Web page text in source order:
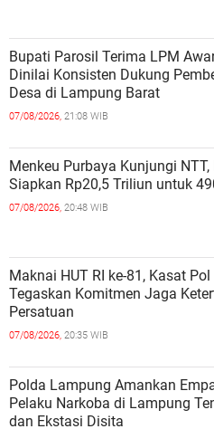
Bupati Parosil Terima LPM
Dinilai Konsisten Dukung
Desa di Lampung Barat
07/08/2026, 21:08 WIB
Menkeu Purbaya Kunjungi
Siapkan Rp20,5 Triliun untuk
07/08/2026, 20:48 WIB
Maknai HUT RI ke-81, Kasat
Tegaskan Komitmen Jaga
Persatuan
07/08/2026, 20:35 WIB
Polda Lampung Amankan
Pelaku Narkoba di Lampung
dan Ekstasi Disita